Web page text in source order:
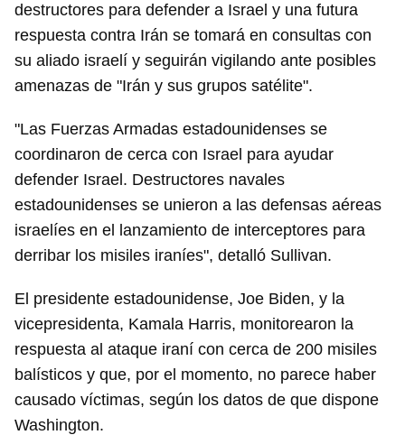
destructores para defender a Israel y una futura
respuesta contra Irán se tomará en consultas con
su aliado israelí y seguirán vigilando ante posibles
amenazas de "Irán y sus grupos satélite".
"Las Fuerzas Armadas estadounidenses se
coordinaron de cerca con Israel para ayudar
defender Israel. Destructores navales
estadounidenses se unieron a las defensas aéreas
israelíes en el lanzamiento de interceptores para
derribar los misiles iraníes", detalló Sullivan.
El presidente estadounidense, Joe Biden, y la
vicepresidenta, Kamala Harris, monitorearon la
respuesta al ataque iraní con cerca de 200 misiles
balísticos y que, por el momento, no parece haber
causado víctimas, según los datos de que dispone
Washington.